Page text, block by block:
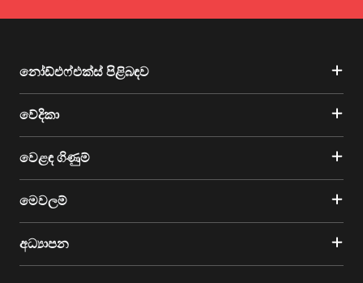
නෝඩ්එෆ්එක්ස් පිළිබඳව
වේදිකා
වෙළඳ ගිණුම්
මෙවලම්
අධ්‍යාපන